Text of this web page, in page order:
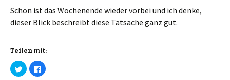
Schon ist das Wochenende wieder vorbei und ich denke,
dieser Blick beschreibt diese Tatsache ganz gut.
Teilen mit:
K
l
K
l